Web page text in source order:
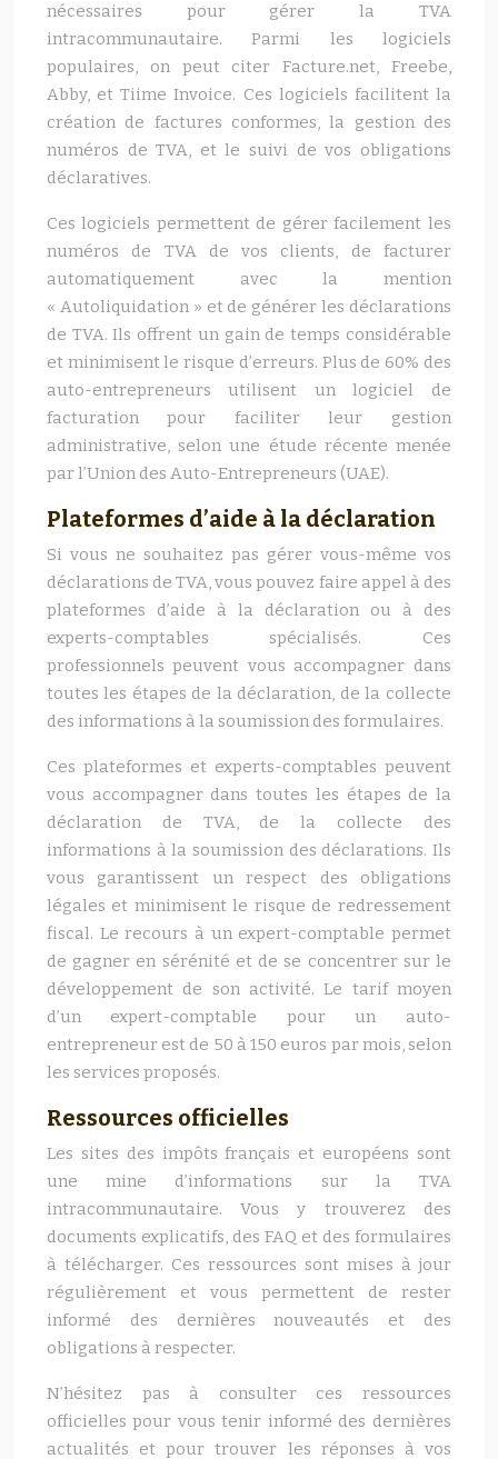
nécessaires pour gérer la TVA
intracommunautaire. Parmi les logiciels
populaires, on peut citer Facture.net, Freebe,
Abby, et Tiime Invoice. Ces logiciels facilitent la
création de factures conformes, la gestion des
numéros de TVA, et le suivi de vos obligations
déclaratives.
Ces logiciels permettent de gérer facilement les
numéros de TVA de vos clients, de facturer
automatiquement avec la mention
« Autoliquidation » et de générer les déclarations
de TVA. Ils offrent un gain de temps considérable
et minimisent le risque d’erreurs. Plus de 60% des
auto-entrepreneurs utilisent un logiciel de
facturation pour faciliter leur gestion
administrative, selon une étude récente menée
par l’Union des Auto-Entrepreneurs (UAE).
Plateformes d’aide à la déclaration
Si vous ne souhaitez pas gérer vous-même vos
déclarations de TVA, vous pouvez faire appel à des
plateformes d’aide à la déclaration ou à des
experts-comptables spécialisés. Ces
professionnels peuvent vous accompagner dans
toutes les étapes de la déclaration, de la collecte
des informations à la soumission des formulaires.
Ces plateformes et experts-comptables peuvent
vous accompagner dans toutes les étapes de la
déclaration de TVA, de la collecte des
informations à la soumission des déclarations. Ils
vous garantissent un respect des obligations
légales et minimisent le risque de redressement
fiscal. Le recours à un expert-comptable permet
de gagner en sérénité et de se concentrer sur le
développement de son activité. Le tarif moyen
d’un expert-comptable pour un auto-
entrepreneur est de 50 à 150 euros par mois, selon
les services proposés.
Ressources officielles
Les sites des impôts français et européens sont
une mine d’informations sur la TVA
intracommunautaire. Vous y trouverez des
documents explicatifs, des FAQ et des formulaires
à télécharger. Ces ressources sont mises à jour
régulièrement et vous permettent de rester
informé des dernières nouveautés et des
obligations à respecter.
N’hésitez pas à consulter ces ressources
officielles pour vous tenir informé des dernières
actualités et pour trouver les réponses à vos